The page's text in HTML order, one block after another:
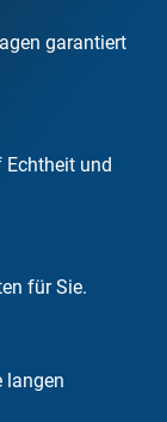
garantiert
Echtheit und
für Sie.
langen